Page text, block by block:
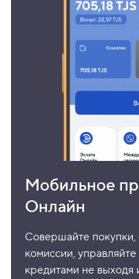
Мобильное
Онлайн
Совершайте покупки,
комиссии,
кредитами не выходя